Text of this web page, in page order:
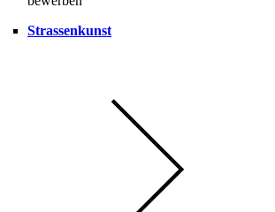
Strassenkunst